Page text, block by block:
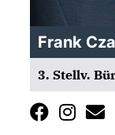
Frank
3. Stellv.